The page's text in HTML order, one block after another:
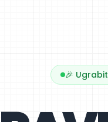
🎉